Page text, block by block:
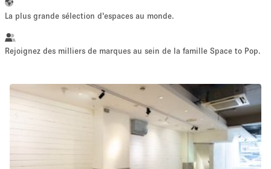
Vente au
détail
Showroom Événement Art Alimentation
Bureaux
Local
Commercial
La plus grande sélection d'espaces au monde.
Rejoignez des milliers de marques au sein de la famille Space to Pop.